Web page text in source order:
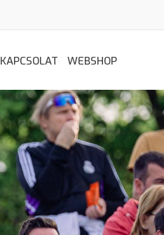
KAPCSOLAT WEBSHOP